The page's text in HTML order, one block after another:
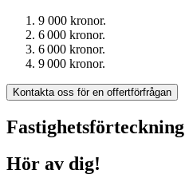
9 000 kronor.
6 000 kronor.
6 000 kronor.
9 000 kronor.
Kontakta oss för en offertförfrågan
Fastighetsförteckning
Hör av dig!